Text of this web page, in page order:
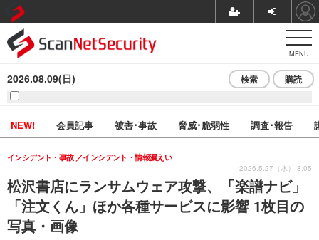
MENU
2026.08.09(日) 検索 購読
NEW! 会員記事 被害･事故 脅威･脆弱性 調査･報告
松沢書店にランサムウェア攻撃、「楽譜ナビ」
「注文くん」ほか各種サービスに影響 1枚目の
写真・画像
インシデント・事故 インシデント・情報漏えい
2026.5.27（水） 8:05